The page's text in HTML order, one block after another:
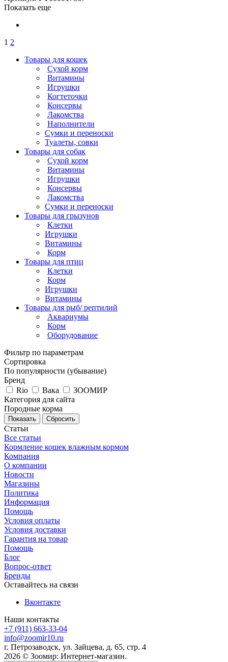
Показать еще
1 2
Товары для кошек
Cухой корм
Витамины
Игрушки
Когтеточки
Консервы
Лакомства
Наполнители
Сумки и переноски
Туалеты, совки
Товары для собак
Cухой корм
Витамины
Игрушки
Консервы
Лакомства
Сумки и переноски
Товары для грызунов
Клетки
Игрушки
Витамины
Корм
Товары для птиц
Клетки
Корм
Игрушки
Витамины
Товары для рыб/ рептилий
Аквариумы
Корм
Оборудование
Фильтр по параметрам
Сортировка
По популярности (убывание)
Бренд
Rio
Вака
ЗООМИР
Категория для сайта
Породные корма
Сбросить
Статьи
Все статьи
Кормление кошек влажным кормом
Компания
О компании
Новости
Магазины
Политика
Информация
Помощь
Условия оплаты
Условия доставки
Гарантия на товар
Помощь
Блог
Вопрос-ответ
Бренды
Оставайтесь на связи
Вконтакте
Наши контакты
+7 (911) 663-33-04
info@zoomir10.ru
г. Петрозаводск, ул. Зайцева, д. 65, стр. 4
2026 © Зоомир: Интернет-магазин.